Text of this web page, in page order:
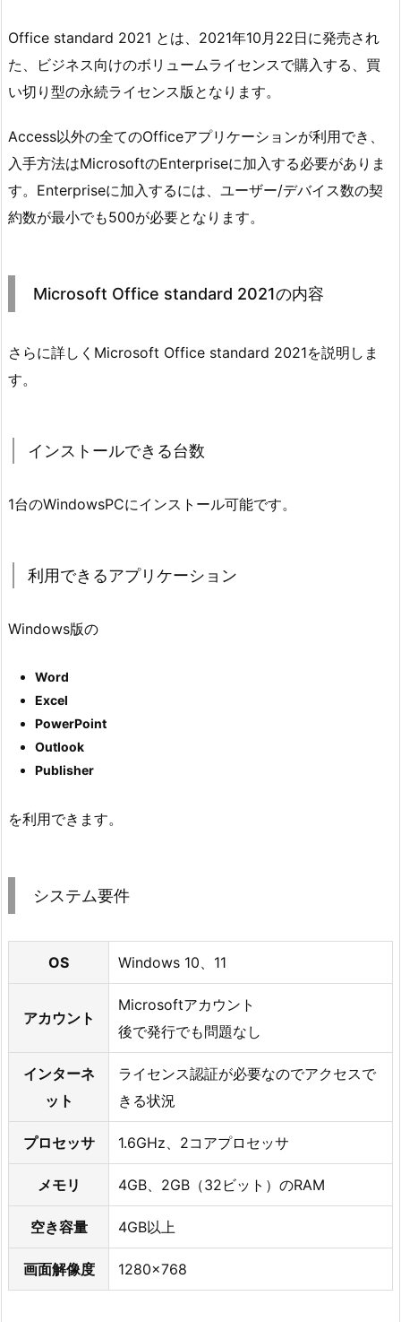
Office standard 2021 とは、2021年10月22日に発売され
た、ビジネス向けのボリュームライセンスで購入する、買
い切り型の永続ライセンス版となります。
Access以外の全てのOfficeアプリケーションが利用でき、
入手方法はMicrosoftのEnterpriseに加入する必要がありま
す。Enterpriseに加入するには、ユーザー/デバイス数の契
約数が最小でも500が必要となります。
Microsoft Office standard 2021の内容
さらに詳しくMicrosoft Office standard 2021を説明しま
す。
インストールできる台数
1台のWindowsPCにインストール可能です。
利用できるアプリケーション
Windows版の
Word
Excel
PowerPoint
Outlook
Publisher
を利用できます。
システム要件
OS Windows 10、11
アカウント
Microsoftアカウント
後で発行でも問題なし
インターネ
ット
ライセンス認証が必要なのでアクセスで
きる状況
プロセッサ 1.6GHz、2コアプロセッサ
メモリ 4GB、2GB（32ビット）のRAM
空き容量 4GB以上
画面解像度 1280×768